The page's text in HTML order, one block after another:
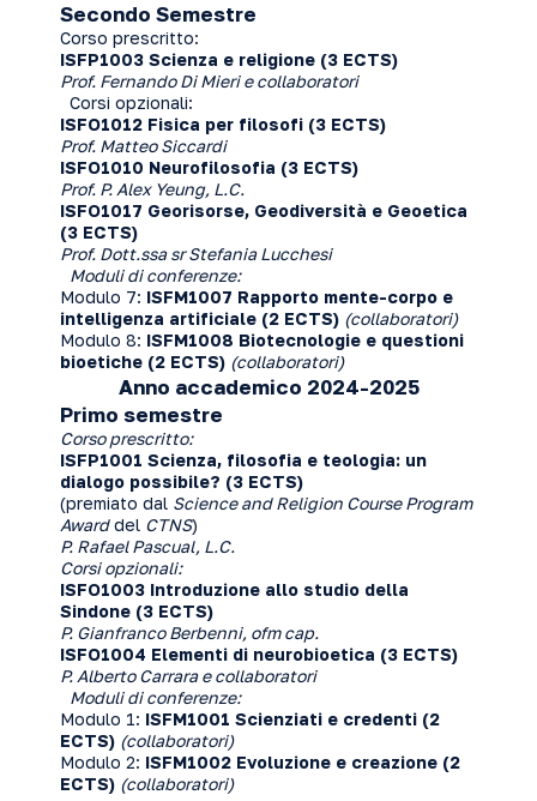
Secondo Semestre
Corso prescritto:
ISFP1003 Scienza e religione (3 ECTS)
Prof. Fernando Di Mieri e collaboratori
Corsi opzionali:
ISFO1012 Fisica per filosofi (3 ECTS)
Prof. Matteo Siccardi
ISFO1010 Neurofilosofia (3 ECTS)
Prof. P. Alex Yeung, L.C.
ISFO1017 Georisorse, Geodiversità e Geoetica
(3 ECTS)
Prof. Dott.ssa sr Stefania Lucchesi
Moduli di conferenze:
Modulo 7: ISFM1007 Rapporto mente-corpo e
intelligenza artificiale (2 ECTS) (collaboratori)
Modulo 8: ISFM1008 Biotecnologie e questioni
bioetiche (2 ECTS) (collaboratori)
Anno accademico 2024-2025
Primo semestre
Corso prescritto:
ISFP1001 Scienza, filosofia e teologia: un
dialogo possibile? (3 ECTS)
(premiato dal Science and Religion Course Program
Awarddel CTNS)
P. Rafael Pascual, L.C.
Corsi opzionali:
ISFO1003 Introduzione allo studio della
Sindone (3 ECTS)
P. Gianfranco Berbenni, ofm cap.
ISFO1004 Elementi di neurobioetica (3 ECTS)
P. Alberto Carrara e collaboratori
Moduli di conferenze:
Modulo 1: ISFM1001 Scienziati e credenti (2
ECTS) (collaboratori)
Modulo 2: ISFM1002 Evoluzione e creazione (2
ECTS) (collaboratori)